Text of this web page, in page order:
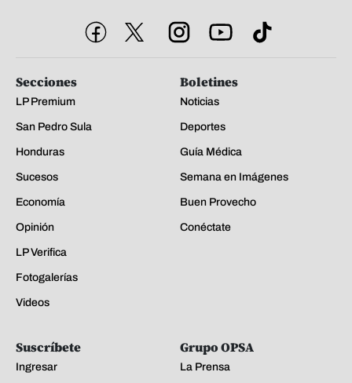
Secciones
LP Premium
San Pedro Sula
Honduras
Sucesos
Economía
Opinión
LP Verifica
Fotogalerías
Videos
Boletines
Noticias
Deportes
Guía Médica
Semana en Imágenes
Buen Provecho
Conéctate
Suscríbete
Ingresar
Grupo OPSA
La Prensa